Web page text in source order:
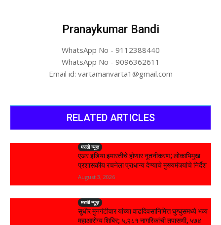
Pranaykumar Bandi
WhatsApp No - 9112388440
WhatsApp No - 9096362611
Email id: vartamanvarta1@gmail.com
RELATED ARTICLES
मराठी न्यूज़
एअर इंडिया इमारतीचे होणार नूतनीकरण; लोकाभिमुख
प्रशासकीय रचनेला प्राधान्य देण्याचे मुख्यमंत्र्यांचे निर्देश
August 3, 2026
मराठी न्यूज़
सुधीर मुनगंटीवार यांच्या वाढदिवसानिमित्त घुग्घुसमध्ये भव्य
महाआरोग्य शिबिर; ५,२८१ नागरिकांची तपासणी, ५७४